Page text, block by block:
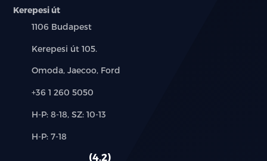
PM2.5 levegőszűrő
Hátső utastér szellőzés
DAB rádió
8 hangszóró
Kerepesi út
Település:
1106 Budapest
Cím:
Kerepesi út 105.
Márkák:
Omoda, Jaecoo, Ford
Telefon:
+36 1 260 5050
Új-
használt
H-P: 8-18, SZ: 10-13
Alkatrész,
H-P: 7-18
4.2